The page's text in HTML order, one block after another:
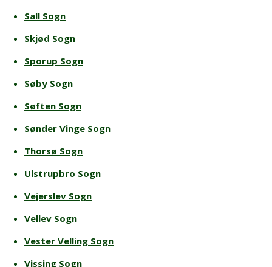
Sall Sogn
Skjød Sogn
Sporup Sogn
Søby Sogn
Søften Sogn
Sønder Vinge Sogn
Thorsø Sogn
Ulstrupbro Sogn
Vejerslev Sogn
Vellev Sogn
Vester Velling Sogn
Vissing Sogn